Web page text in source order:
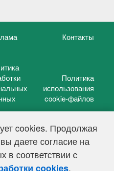
cookies. Продолжая
даете согласие на
в соответствии с
cookies.
Контакты
Политика
использования
cookie-файлов
г.
СМИ Эл № ФС 77-39848, выдано
в сфере связи,